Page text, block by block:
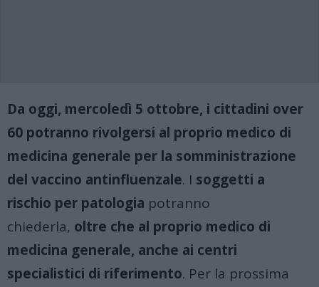
Da oggi, mercoledì 5 ottobre, i cittadini over
60 potranno rivolgersi al proprio medico di
medicina generale per la somministrazione
del vaccino antinfluenzale. I soggetti a
rischio per patologia potranno
chiederla, oltre che al proprio medico di
medicina generale, anche ai centri
specialistici di riferimento. Per la prossima